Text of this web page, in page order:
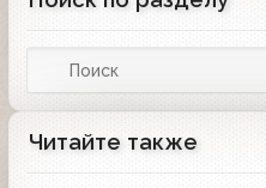
Читайте также